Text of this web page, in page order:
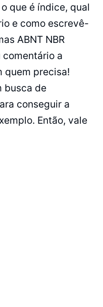
que é índice, qual
e como escrevê-
ABNT NBR
comentário a
quem precisa!
busca de
conseguir a
Então, vale